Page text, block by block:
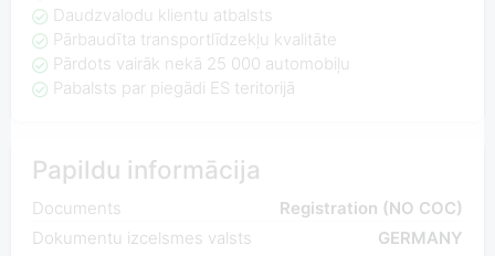
Daudzvalodu klientu atbalsts
Pārbaudīta transportlīdzekļu kvalitāte
Pārdots vairāk nekā 25 000 automobiļu
Pabalsts par piegādi ES teritorijā
Papildu informācija
Documents
Registration (NO COC)
Dokumentu izcelsmes valsts
GERMANY